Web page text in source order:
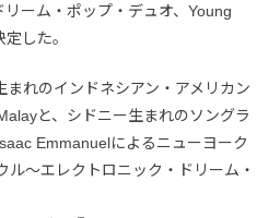
ーム・ポップ・デュオ、Young
した。
れのインドネシアン・アメリカン
と、シドニー生まれのソングラ
Emmanuelによるニューヨーク
ル〜エレクトロニック・ドリーム・